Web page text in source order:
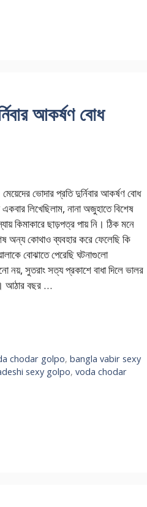
আকর্ষণ বোধ
ভোদার প্রতি দুর্নিবার আকর্ষণ বোধ
লিখেছিলাম, নানা অজুহাতে বিশেষ
কিমাকারে ছাড়পত্র পায় নি। ঠিক মনে
অন্য কোথাও ব্যবহার করে ফেলেছি কি
বোঝাতে পেরেছি ঘটনাগুলো
নয়, সুতরাং সত্য প্রকাশে বাধা দিলে ভালর
আঠার বছর …
chodar golpo,bangla vabir sexy
sexy golpo, voda chodar